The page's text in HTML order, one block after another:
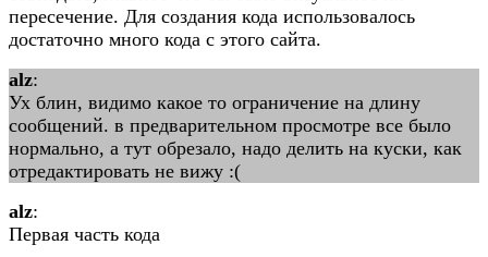
пересечение. Для создания кода использовалось
достаточно много кода с этого сайта.
alz:
Ух блин, видимо какое то ограничение на длину
сообщений. в предварительном просмотре все было
нормально, а тут обрезало, надо делить на куски, как
отредактировать не вижу :(
alz:
Первая часть кода